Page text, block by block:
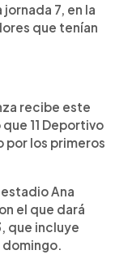
7, en la
que tenían
recibe este
11 Deportivo
por los primeros
Ana
el que dará
que incluye
domingo.